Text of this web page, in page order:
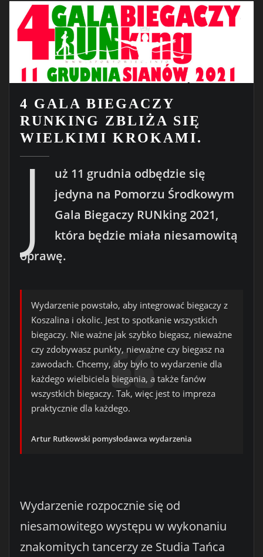
4 GALA BIEGACZY
RUNKING ZBLIŻA SIĘ
WIELKIMI KROKAMI.
J
uż 11 grudnia odbędzie się
jedyna na Pomorzu Środkowym
Gala Biegaczy RUNking 2021,
która będzie miała niesamowitą
oprawę.
Wydarzenie powstało, aby integrować biegaczy z
Koszalina i okolic. Jest to spotkanie wszystkich
biegaczy. Nie ważne jak szybko biegasz, nieważne
czy zdobywasz punkty, nieważne czy biegasz na
zawodach. Chcemy, aby było to wydarzenie dla
każdego wielbiciela biegania, a także fanów
wszystkich biegaczy. Tak, więc jest to impreza
praktycznie dla każdego.
Artur Rutkowski pomysłodawca wydarzenia
Wydarzenie rozpocznie się od
niesamowitego występu w wykonaniu
znakomitych tancerzy ze Studia Tańca